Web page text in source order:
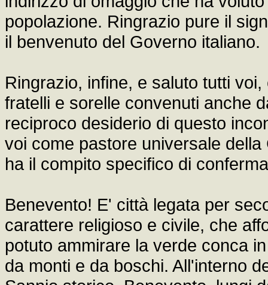
popolazione. Ringrazio pure il
il benvenuto del Governo italiano.
Ringrazio, infine, e saluto tutti
fratelli e sorelle convenuti anche
reciproco desiderio di questo
voi come pastore universale
ha il compito specifico di
Benevento! E' città legata per
carattere religioso e civile, che
potuto ammirare la verde conca
da monti e da boschi. All'interno